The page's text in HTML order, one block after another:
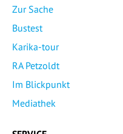
Zur Sache
Bustest
Karika-tour
RA Petzoldt
Im Blickpunkt
Mediathek